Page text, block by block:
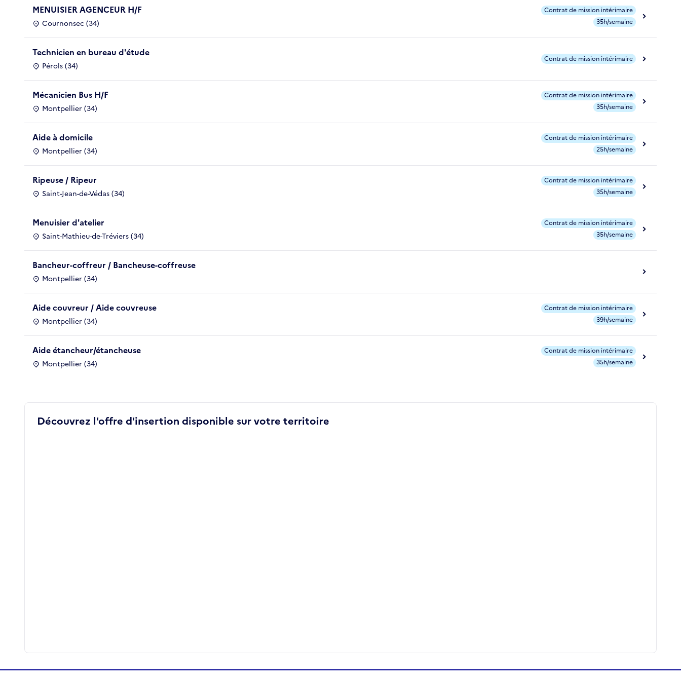
MENUISIER AGENCEUR H/F
Cournonsec (34)
Contrat de mission intérimaire
35h/semaine
Technicien en bureau d'étude
Pérols (34)
Contrat de mission intérimaire
Mécanicien Bus H/F
Montpellier (34)
Contrat de mission intérimaire
35h/semaine
Aide à domicile
Montpellier (34)
Contrat de mission intérimaire
25h/semaine
Ripeuse / Ripeur
Saint-Jean-de-Védas (34)
Contrat de mission intérimaire
35h/semaine
Menuisier d'atelier
Saint-Mathieu-de-Tréviers (34)
Contrat de mission intérimaire
35h/semaine
Bancheur-coffreur / Bancheuse-coffreuse
Montpellier (34)
Aide couvreur / Aide couvreuse
Montpellier (34)
Contrat de mission intérimaire
39h/semaine
Aide étancheur/étancheuse
Montpellier (34)
Contrat de mission intérimaire
35h/semaine
Découvrez l'offre d'insertion disponible sur votre territoire